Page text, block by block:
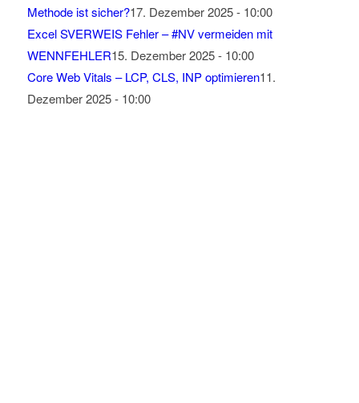
Methode ist sicher?17. Dezember 2025 - 10:00
Excel SVERWEIS Fehler – #NV vermeiden mit
WENNFEHLER15. Dezember 2025 - 10:00
Core Web Vitals – LCP, CLS, INP optimieren11.
Dezember 2025 - 10:00